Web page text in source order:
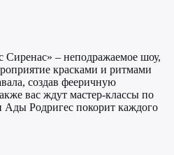
Сиренас» – неподражаемое шоу,
красками и ритмами
создав фееричную
вас ждут мастер-классы по
Ады Родригес покорит каждого